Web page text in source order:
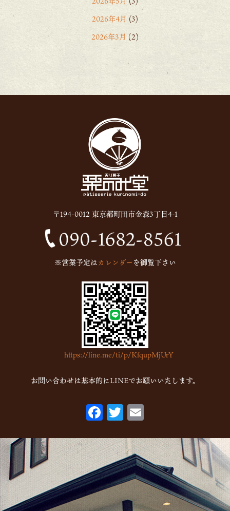
2026年4月 (3)
2026年3月 (2)
2025年10月(6)
2025年9月(11)
2025年8月(11)
2025年7月(12)
2025年6月(13)
2024年12月(1)
2024年10月(1)
2023年2月(4)
2023年1月(7)
2022年12月(15)
2022年11月(16)
2022年10月(6)
2022年9月(1)
2022年5月
(2)
2022年1月(2)
2021年10月(1)
2021年9月
2021年8月 (1)
〒194-0012 東京都町田市金森3丁目4-1
※営業予定はカレンダーを御覧下さい
https://line.me/ti/p/KfqupMjUrY
お問い合わせは基本的にLINEでお願いいたします。
F
ac
eb
o
o
k
T
w
itt
er
ai
l